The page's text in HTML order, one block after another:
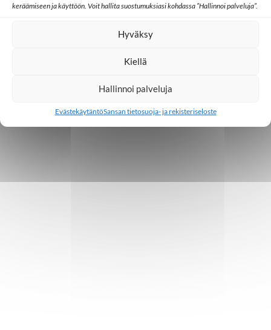
keräämiseen ja käyttöön. Voit hallita suostumuksiasi kohdassa ”Hallinnoi palveluja”.
Hyväksy
Kiellä
Hallinnoi palveluja
EvästekäytäntöSansan tietosuoja- ja rekisteriseloste